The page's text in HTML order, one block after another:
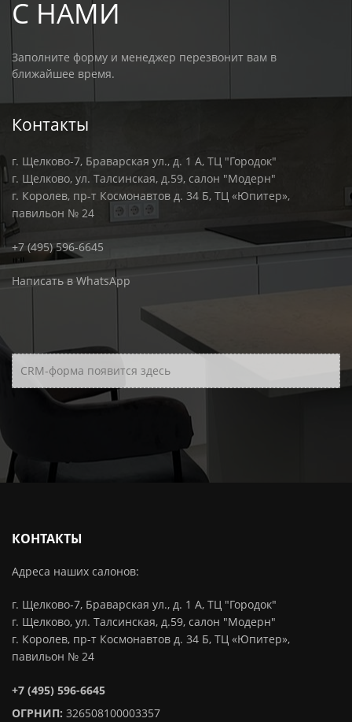
С НАМИ
Заполните форму и менеджер перезвонит вам в
ближайшее время.
Контакты
г. Щелково-7, Браварская ул., д. 1 А, ТЦ "Городок"
г. Щелково, ул. Талсинская, д.59, салон "Модерн"
г. Королев, пр-т Космонавтов д. 34 Б, ТЦ «Юпитер»,
павильон № 24
+7 (495) 596-6645
Написать в WhatsApp
CRM-форма появится здесь
КОНТАКТЫ
Адреса наших салонов:
г. Щелково-7, Браварская ул., д. 1 А, ТЦ "Городок"
г. Щелково, ул. Талсинская, д.59, салон "Модерн"
г. Королев, пр-т Космонавтов д. 34 Б, ТЦ «Юпитер»,
павильон № 24
+7 (495) 596-6645
ОГРНИП: 326508100003357